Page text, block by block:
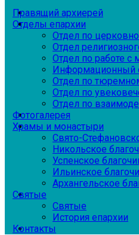
Правящий архиерей
Отделы епархии
Отдел по
Отдел
Отдел по работе
Информационный
Отдел по
Отдел по
Отдел по
Фотогалерея
Храмы и монастыри
Свято-
Никольское
Успенское
Ильинское
Архангельское
Святые
Святые
История епархии
Контакты